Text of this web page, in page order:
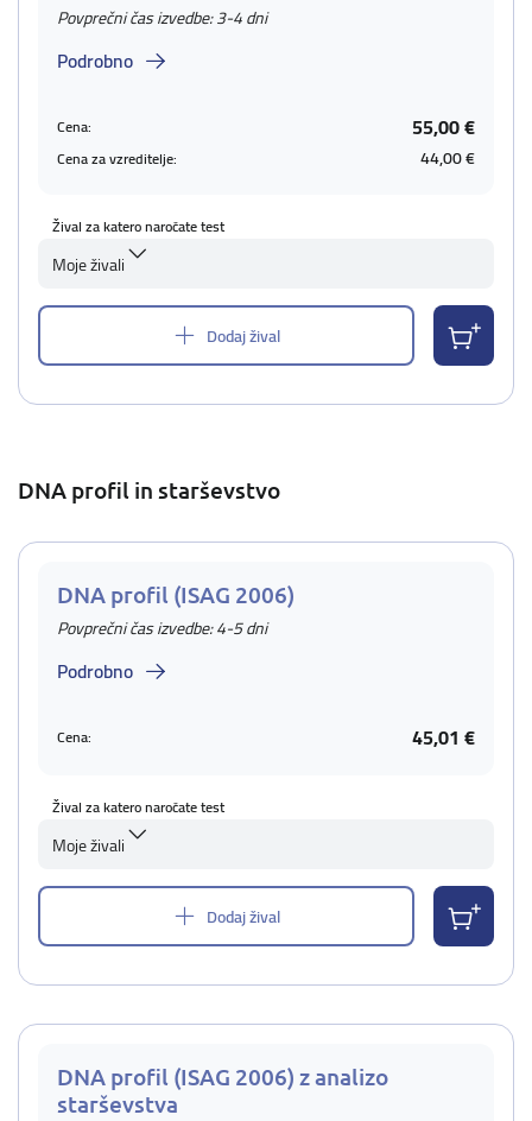
Povprečni čas izvedbe: 3-4 dni
Podrobno
Cena: 55,00 €
Cena za vzreditelje: 44,00 €
Žival za katero naročate test
Moje živali
Dodaj žival
DNA profil in starševstvo
DNA profil (ISAG 2006)
Povprečni čas izvedbe: 4-5 dni
Podrobno
Cena: 45,01 €
Žival za katero naročate test
Moje živali
Dodaj žival
DNA profil (ISAG 2006) z analizo
starševstva